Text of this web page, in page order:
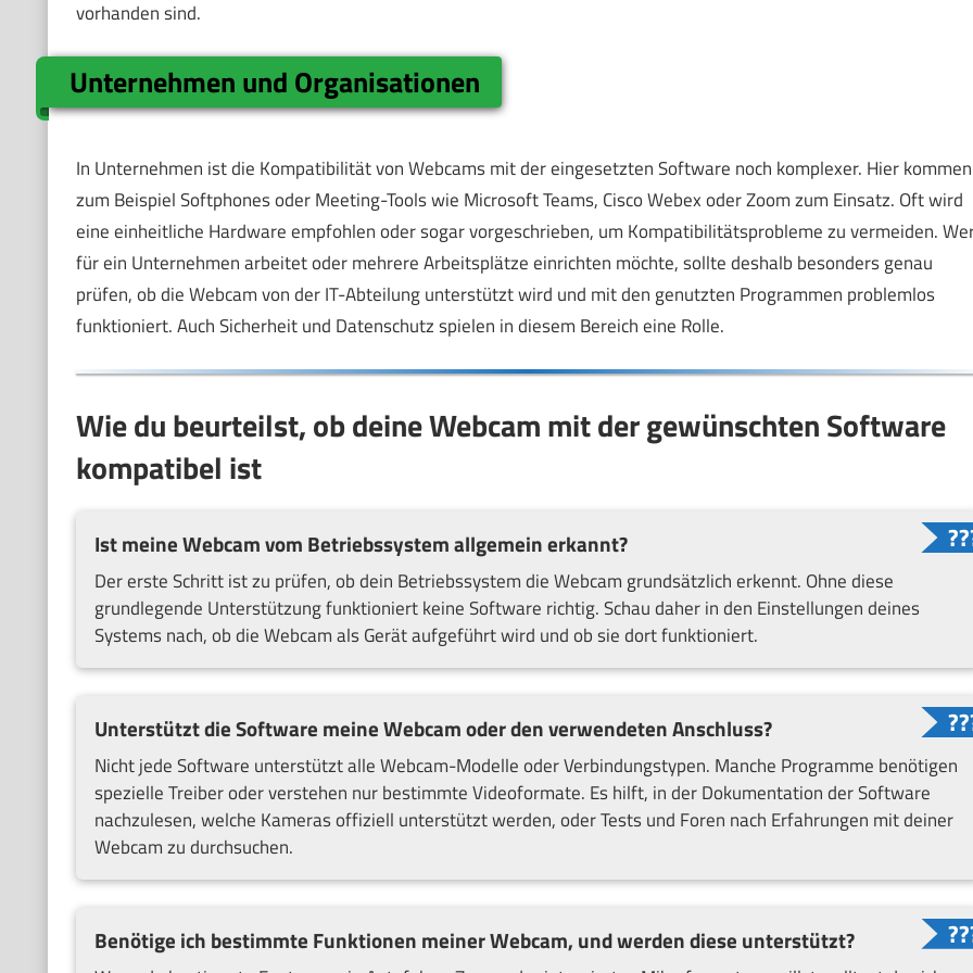
vorhanden sind.
Unternehmen und Organisationen
In Unternehmen ist die Kompatibilität von Webcams mit der eingesetzten Software noch komplexer. Hier kommen
zum Beispiel Softphones oder Meeting-Tools wie Microsoft Teams, Cisco Webex oder Zoom zum Einsatz. Oft wird
eine einheitliche Hardware empfohlen oder sogar vorgeschrieben, um Kompatibilitätsprobleme zu vermeiden.
für ein Unternehmen arbeitet oder mehrere Arbeitsplätze einrichten möchte, sollte deshalb besonders genau
prüfen, ob die Webcam von der IT-Abteilung unterstützt wird und mit den genutzten Programmen problemlos
funktioniert. Auch Sicherheit und Datenschutz spielen in diesem Bereich eine Rolle.
Wie du beurteilst, ob deine Webcam mit der gewünschten Software
kompatibel ist
Ist meine Webcam vom Betriebssystem allgemein erkannt?
Der erste Schritt ist zu prüfen, ob dein Betriebssystem die Webcam grundsätzlich erkennt. Ohne diese
grundlegende Unterstützung funktioniert keine Software richtig. Schau daher in den Einstellungen deines
Systems nach, ob die Webcam als Gerät aufgeführt wird und ob sie dort funktioniert.
Unterstützt die Software meine Webcam oder den verwendeten Anschluss?
Nicht jede Software unterstützt alle Webcam-Modelle oder Verbindungstypen. Manche Programme benötigen
spezielle Treiber oder verstehen nur bestimmte Videoformate. Es hilft, in der Dokumentation der Software
nachzulesen, welche Kameras offiziell unterstützt werden, oder Tests und Foren nach Erfahrungen mit deiner
Webcam zu durchsuchen.
Benötige ich bestimmte Funktionen meiner Webcam, und werden diese unterstützt?